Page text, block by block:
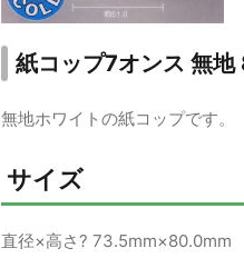
紙コップ7オンス 無
無地ホワイトの紙コップです。
サイズ
直径×高さ? 73.5mm×80.0mm